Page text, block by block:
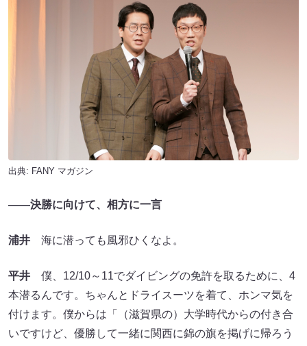
出典: FANY マガジン
――決勝に向けて、相方に一言
浦井 海に潜っても風邪ひくなよ。
平井 僕、12/10～11でダイビングの免許を取るために、4
本潜るんです。ちゃんとドライスーツを着て、ホンマ気を
付けます。僕からは「（滋賀県の）大学時代からの付き合
いですけど、優勝して一緒に関西に錦の旗を掲げに帰ろう